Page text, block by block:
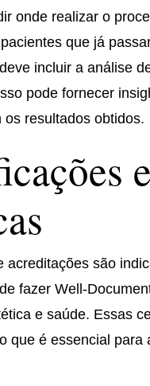
onde realizar o
que já
incluir a análise
pode fornecer
os resultados obtidos.
acreditações são
fazer Well-
e saúde. Essas
que é essencial